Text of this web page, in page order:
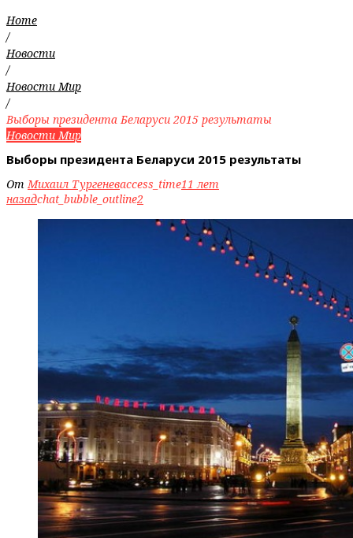
Home
/
Новости
/
Новости Мир
/
Выборы президента Беларуси 2015 результаты
Новости Мир
Выборы президента Беларуси 2015 результаты
ОтМихаил Тургеневaccess_time11 лет
назадchat_bubble_outline2